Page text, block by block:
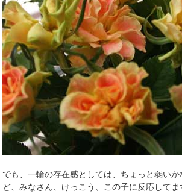
でも、一輪の存在感としては、ちょっと弱い
ど、みなさん、けっこう、この子に反応して